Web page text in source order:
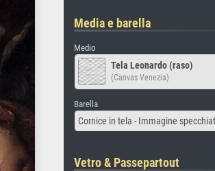
Media e barella
Medio
Tela Leonardo (raso)
(Canvas Venezia)
Barella
Cornice in tela - Immagine
Vetro & Passepartout